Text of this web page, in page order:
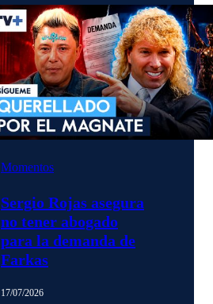
Momentos
Sergio Rojas asegura
no tener abogado
para la demanda de
Farkas
17/07/2026